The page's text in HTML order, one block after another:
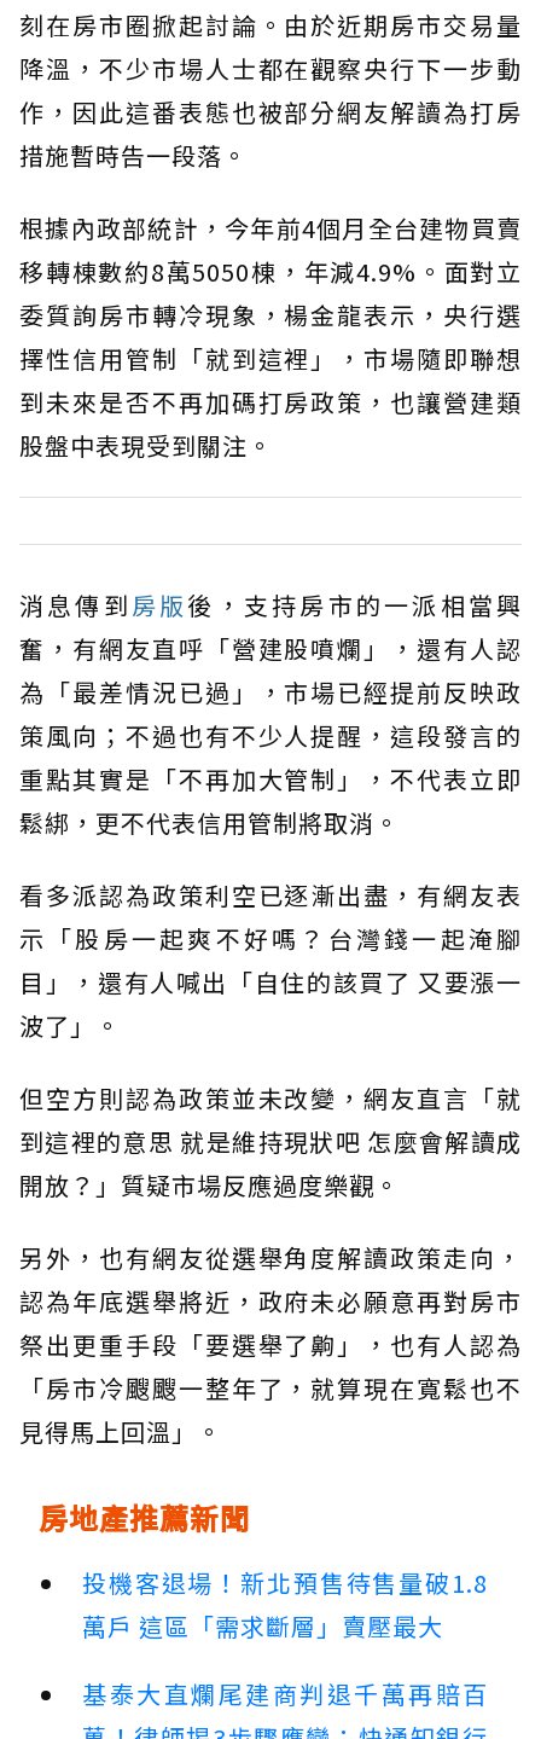
刻在房市圈掀起討論。由於近期房市交易量
降溫，不少市場人士都在觀察央行下一步動
作，因此這番表態也被部分網友解讀為打房
措施暫時告一段落。
根據內政部統計，今年前4個月全台建物買賣
移轉棟數約8萬5050棟，年減4.9%。面對立
委質詢房市轉冷現象，楊金龍表示，央行選
擇性信用管制「就到這裡」，市場隨即聯想
到未來是否不再加碼打房政策，也讓營建類
股盤中表現受到關注。
消息傳到房版後，支持房市的一派相當興
奮，有網友直呼「營建股噴爛」，還有人認
為「最差情況已過」，市場已經提前反映政
策風向；不過也有不少人提醒，這段發言的
重點其實是「不再加大管制」，不代表立即
鬆綁，更不代表信用管制將取消。
看多派認為政策利空已逐漸出盡，有網友表
示「股房一起爽不好嗎？台灣錢一起淹腳
目」，還有人喊出「自住的該買了 又要漲一
波了」。
但空方則認為政策並未改變，網友直言「就
到這裡的意思 就是維持現狀吧 怎麼會解讀成
開放？」質疑市場反應過度樂觀。
另外，也有網友從選舉角度解讀政策走向，
認為年底選舉將近，政府未必願意再對房市
祭出更重手段「要選舉了齁」，也有人認為
「房市冷颼颼一整年了，就算現在寬鬆也不
見得馬上回溫」。
房地產推薦新聞
投機客退場！新北預售待售量破1.8
萬戶 這區「需求斷層」賣壓最大
基泰大直爛尾建商判退千萬再賠百